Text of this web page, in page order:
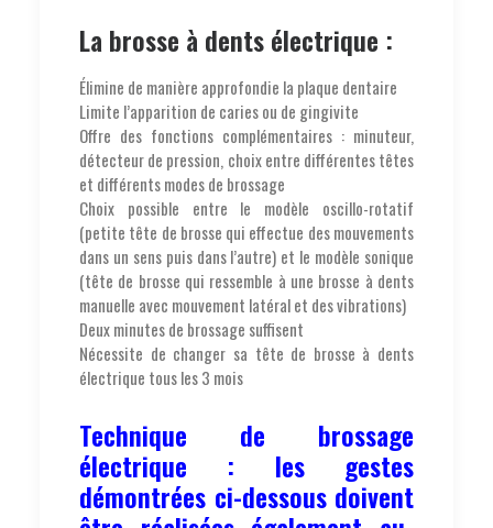
La brosse à dents électrique :
Élimine de manière approfondie la plaque dentaire
Limite l’apparition de caries ou de gingivite
Offre des fonctions complémentaires : minuteur,
détecteur de pression, choix entre différentes têtes
et différents modes de brossage
Choix possible entre le modèle oscillo-rotatif
(petite tête de brosse qui effectue des mouvements
dans un sens puis dans l’autre) et le modèle sonique
(tête de brosse qui ressemble à une brosse à dents
manuelle avec mouvement latéral et des vibrations)
Deux minutes de brossage suffisent
Nécessite de changer sa tête de brosse à dents
électrique tous les 3 mois
Technique de brossage
électrique : les gestes
démontrées ci-dessous doivent